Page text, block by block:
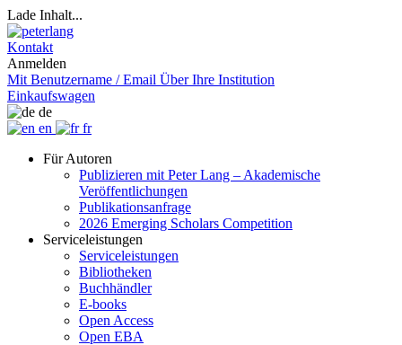
Lade Inhalt...
Kontakt
Anmelden
Mit Benutzername / Email Über Ihre Institution
Einkaufswagen
de
en
fr
Für Autoren
Publizieren mit Peter Lang – Akademische
Veröffentlichungen
Publikationsanfrage
2026 Emerging Scholars Competition
Serviceleistungen
Serviceleistungen
Bibliotheken
Buchhändler
E-books
Open Access
Open EBA